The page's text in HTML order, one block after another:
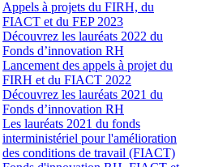
Appels à projets du FIRH, du
FIACT et du FEP 2023
Découvrez les lauréats 2022 du
Fonds d’innovation RH
Lancement des appels à projet du
FIRH et du FIACT 2022
Découvrez les lauréats 2021 du
Fonds d’innovation RH
Les lauréats 2021 du fonds
interministériel pour l'amélioration
des conditions de travail (FIACT)